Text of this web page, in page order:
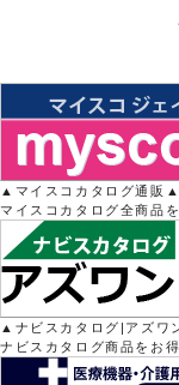
▲マイスコカタログ通販▲
マイスコカタログ全商品
▲ナビスカタログ|アズワ
ナビスカタログ商品をお